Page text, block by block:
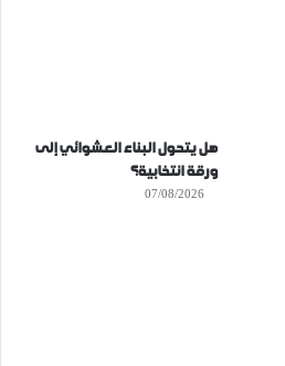
هل يتحول البناء العشوائي إلى
ورقة انتخابية؟
07/08/2026